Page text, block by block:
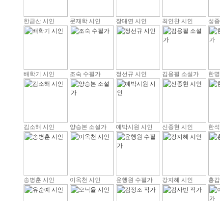
한금산 시인 문재학 시인 장대연 시인 최인찬 시인 성
배학기 시인 조숙 수필가 정선규 시인 김용필 소설가 한
김소해 시인 양승본 소설가 예박시원 시인 신종현 시인 한
송병훈 시인 이옥천 시인 윤행원 수필가 강지혜 시인 홍